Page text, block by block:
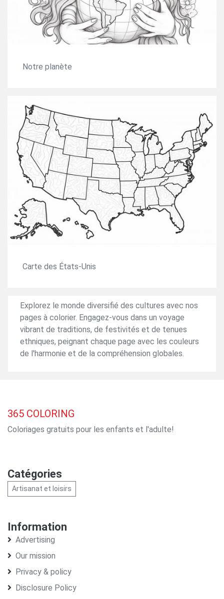
Notre planète
Carte des États-Unis
Explorez le monde diversifié des cultures avec nos
pages à colorier. Engagez-vous dans un voyage
vibrant de traditions, de festivités et de tenues
ethniques, peignant chaque page avec les couleurs
de l'harmonie et de la compréhension globales.
365 COLORING
Coloriages gratuits pour les enfants et l'adulte!
Catégories
Artisanat et loisirs
Information
Advertising
Our mission
Privacy & policy
Disclosure Policy